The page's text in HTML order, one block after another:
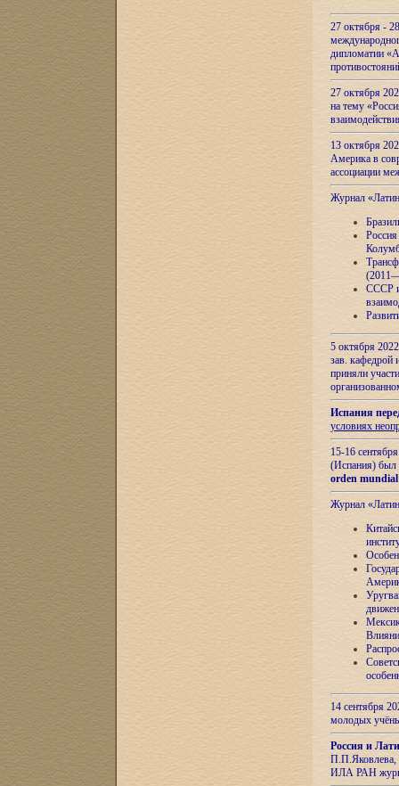
27 октября -
дипломатии
27 октября
на тему
13 октября
Америка в
ассоциации
Журнал
СССР и
5 октября
зав.
приняли
Испания
условиях
15-16
(Испания) был
orden
Журнал
14 сентября
молодых
Россия и
П.П.Яковлева,
ИЛА РАН